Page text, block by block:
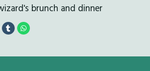
brunch and dinner